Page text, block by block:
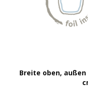
Produktmaße